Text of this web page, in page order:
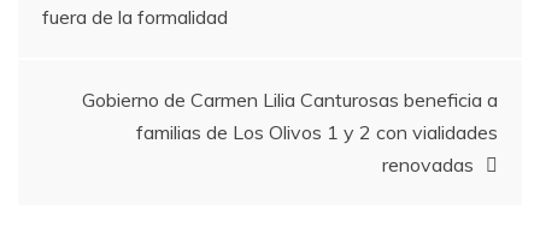
navigation
fuera de la formalidad
Gobierno de Carmen Lilia Canturosas beneficia a
familias de Los Olivos 1 y 2 con vialidades
renovadas